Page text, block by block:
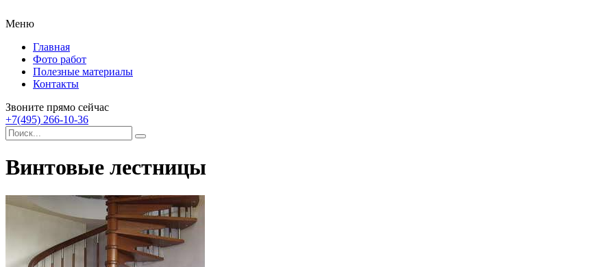
Меню
Главная
Фото работ
Полезные материалы
Контакты
Звоните прямо сейчас
+7(495) 266-10-36
Винтовые лестницы